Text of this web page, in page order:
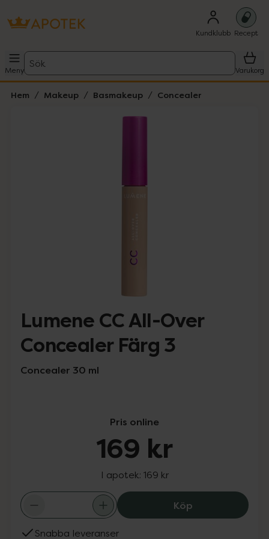
Kundklubb Recept
Meny
Sök
Varukorg
Hem Makeup Basmakeup Concealer
Lumene CC All-Over
Concealer Färg 3
Concealer 30 ml
Pris online
169 kr
I apotek: 169 kr
KöpLumene CC
Snabba leveranser